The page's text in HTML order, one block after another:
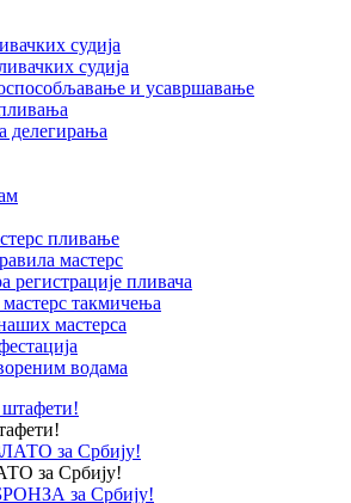
судија
судија
и усавршавање
делегирања
пливање
мастерс
регистрације пливача
такмичења
мастерса
водама
за Србију!